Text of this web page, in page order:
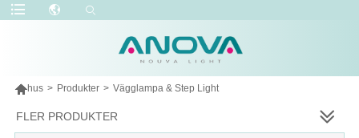
hus > Produkter > Vägglampa & Step Light
FLER PRODUKTER